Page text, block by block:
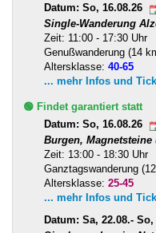
Datum: So, 16.08.26
Single-Wanderung
Zeit: 11:00 - 17:30 Uhr
Genußwanderung (14
Altersklasse: 40-65
... mehr Infos und
🟢 Findet garantiert statt
Datum: So, 16.08.26
Burgen,
Zeit: 13:00 - 18:30 Uhr
Ganztagswanderung
Altersklasse: 25-45
... mehr Infos und
Datum: Sa, 22.08.- So,